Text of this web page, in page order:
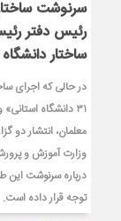
سرنوشت
رئیس دفتر
ساختار
در حالی که اجرای
۳۱ دانشگاه
معلمان، انتشار دو
وزارت آموزش و
درباره سرنوشت
توجه قرار داده است.